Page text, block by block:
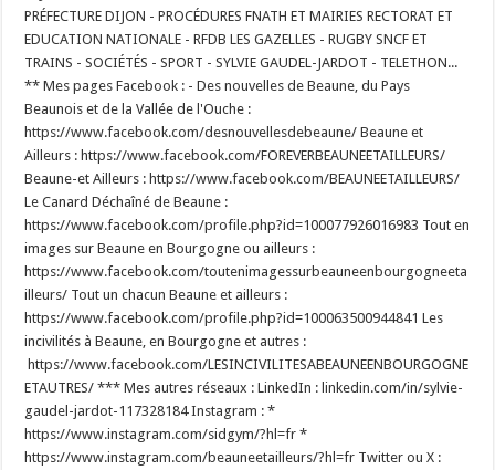
PRÉFECTURE DIJON - PROCÉDURES FNATH ET MAIRIES RECTORAT ET
EDUCATION NATIONALE - RFDB LES GAZELLES - RUGBY SNCF ET
TRAINS - SOCIÉTÉS - SPORT - SYLVIE GAUDEL-JARDOT - TELETHON...
** Mes pages Facebook : - Des nouvelles de Beaune, du Pays
Beaunois et de la Vallée de l'Ouche :
https://www.facebook.com/desnouvellesdebeaune/ Beaune et
Ailleurs : https://www.facebook.com/FOREVERBEAUNEETAILLEURS/
Beaune-et Ailleurs : https://www.facebook.com/BEAUNEETAILLEURS/
Le Canard Déchaîné de Beaune :
https://www.facebook.com/profile.php?id=100077926016983 Tout en
images sur Beaune en Bourgogne ou ailleurs :
https://www.facebook.com/toutenimagessurbeauneenbourgogneeta
illeurs/ Tout un chacun Beaune et ailleurs :
https://www.facebook.com/profile.php?id=100063500944841 Les
incivilités à Beaune, en Bourgogne et autres :
https://www.facebook.com/LESINCIVILITESABEAUNEENBOURGOGNE
ETAUTRES/ *** Mes autres réseaux : LinkedIn : linkedin.com/in/sylvie-
gaudel-jardot-117328184 Instagram : *
https://www.instagram.com/sidgym/?hl=fr *
https://www.instagram.com/beauneetailleurs/?hl=fr Twitter ou X :